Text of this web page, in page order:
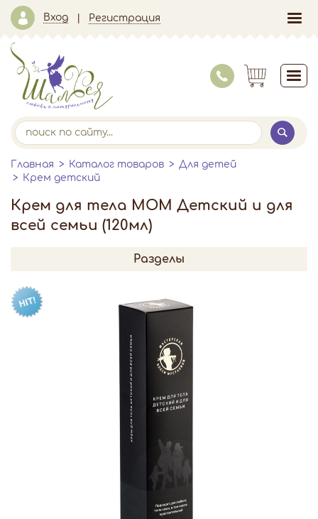
Вход Регистрация
Главная Каталог товаров
Для детей
Крем детский
Крем для тела МОМ Детский и для
всей семьи (120мл)
Разделы